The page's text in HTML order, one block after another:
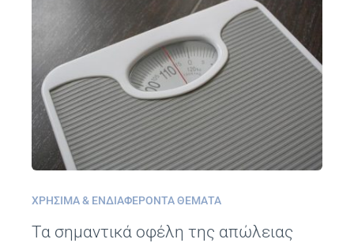
ΧΡΉΣΙΜΑ & ΕΝΔΙΑΦΈΡΟΝΤΑ ΘΈΜΑΤΑ
Τα σημαντικά οφέλη της απώλειας